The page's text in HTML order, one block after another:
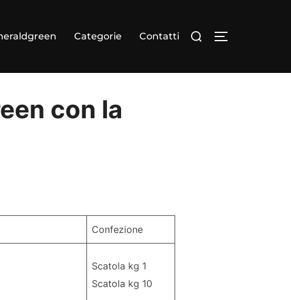
Categorie Contatti
Cerca
per:
APRI/CHIUDI
con la
Confezione
Scatola kg 1
Scatola kg 10